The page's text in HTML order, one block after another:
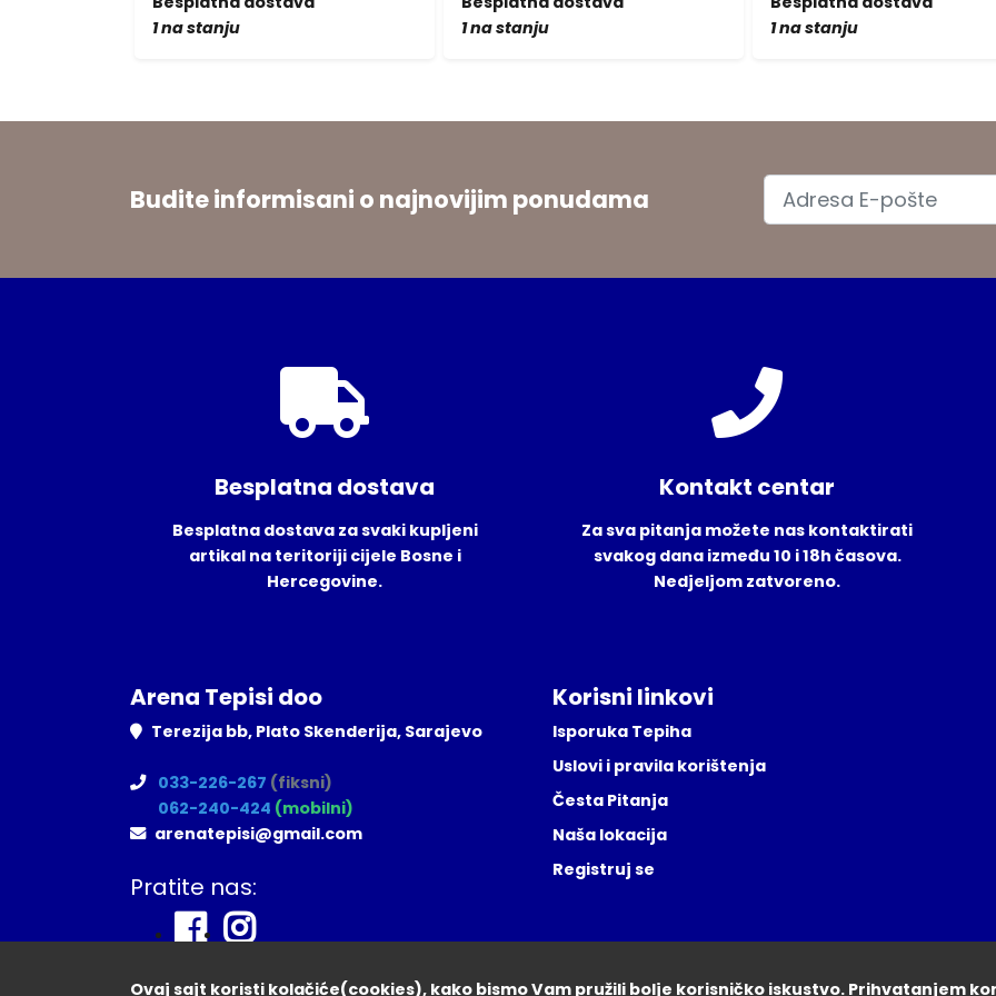
1 na stanju
1 na stanju
1 na stanju
Budite informisani o najnovijim ponudama
Besplatna dostava
Besplatna dostava za svaki kupljeni
artikal na teritoriji cijele Bosne i
Hercegovine.
Kontakt centar
Za sva pitanja možete nas kontaktirati
svakog dana između 10 i 18h časova.
Nedjeljom zatvoreno.
Arena Tepisi doo
Terezija bb, Plato Skenderija, Sarajevo
033-226-267 (fiksni)
062-240-424 (mobilni)
arenatepisi@gmail.com
Pratite nas:
Korisni linkovi
Isporuka Tepiha
Uslovi i pravila korištenja
Česta Pitanja
Naša lokacija
Registruj se
Ovaj sajt koristi kolačiće(cookies), kako bismo Vam pružili bolje korisničko iskustvo. Prihvatanjem